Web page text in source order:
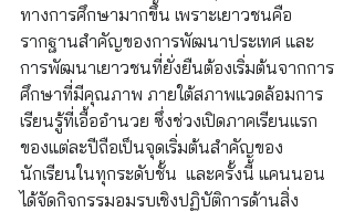
ทางการศึกษามากขึ้น เพราะเยาวชนคือ
รากฐานสำคัญของการพัฒนาประเทศ และ
การพัฒนาเยาวชนที่ยั่งยืนต้องเริ่มต้นจากการ
ศึกษาที่มีคุณภาพ ภายใต้สภาพแวดล้อมการ
เรียนรู้ที่เอื้ออำนวย ซึ่งช่วงเปิดภาคเรียนแรก
ของแต่ละปีถือเป็นจุดเริ่มต้นสำคัญของ
นักเรียนในทุกระดับชั้น  และครั้งนี้ แคนนอน
ได้จัดกิจกรรมอมรบเชิงปฏิบัติการด้านสิ่ง